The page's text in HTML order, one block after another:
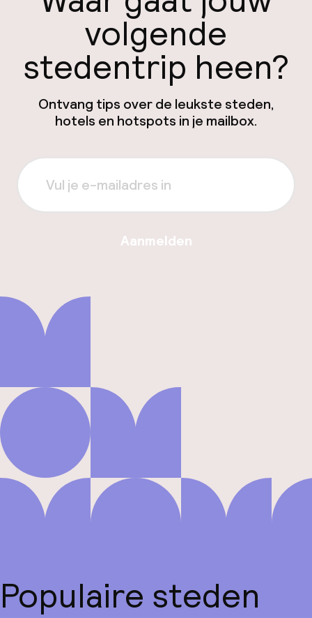
volgende
stedentrip heen?
Ontvang tips over de leukste steden,
hotels en hotspots in je mailbox.
Aanmelden
Populaire steden